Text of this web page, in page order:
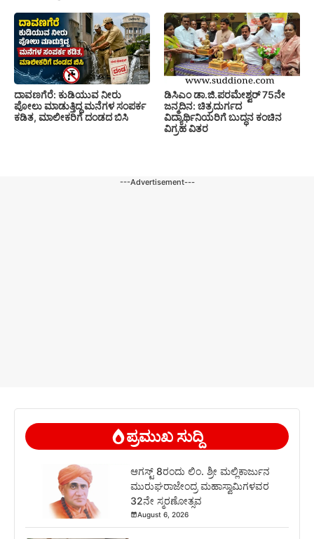
ದಾವಣಗೆರೆ: ಕುಡಿಯುವ ನೀರು
ಪೋಲು ಮಾಡುತ್ತಿದ್ದ ಮನೆಗಳ ಸಂಪರ್ಕ
ಕಡಿತ, ಮಾಲೀಕರಿಗೆ ದಂಡದ ಬಿಸಿ
ಡಿಸಿಎಂ ಡಾ.ಜಿ.ಪರಮೇಶ್ವರ್ 75ನೇ
ಜನ್ಮದಿನ: ಚಿತ್ರದುರ್ಗದ
ವಿದ್ಯಾರ್ಥಿನಿಯರಿಗೆ ಬುದ್ಧನ ಕಂಚಿನ
ವಿಗ್ರಹ ವಿತರ
---Advertisement---
ಪ್ರಮುಖ ಸುದ್ದಿ
ಆಗಸ್ಟ್ 8ರಂದು ಲಿಂ. ಶ್ರೀ ಮಲ್ಲಿಕಾರ್ಜುನ
ಮುರುಘರಾಜೇಂದ್ರ ಮಹಾಸ್ವಾಮಿಗಳವರ
32ನೇ ಸ್ಮರಣೋತ್ಸವ
August 6, 2026